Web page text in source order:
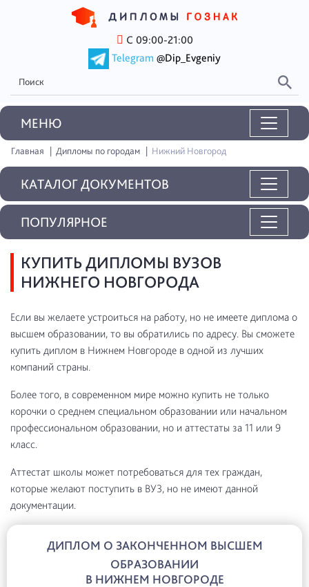
С 09:00-21:00
Telegram @Dip_Evgeniy
MEНЮ
Главная Дипломы по городам Нижний Новгород
КАТАЛОГ ДОКУМЕНТОВ
КУПИТЬ ДИПЛОМЫ ВУЗОВ
НИЖНЕГО НОВГОРОДА
Если вы желаете устроиться на работу, но не имеете диплома о
высшем образовании, то вы обратились по адресу. Вы сможете
купить диплом в Нижнем Новгороде в одной из лучших
компаний страны.
Более того, в современном мире можно купить не только
корочки о среднем специальном образовании или начальном
профессиональном образовании, но и аттестаты за 11 или 9
класс.
Аттестат школы может потребоваться для тех граждан,
которые желают поступить в ВУЗ, но не имеют данной
документации.
ДИПЛОМ О ЗАКОНЧЕННОМ ВЫСШЕМ
ОБРАЗОВАНИИ
В НИЖНЕМ НОВГОРОДЕ
ПОПУЛЯРНОЕ